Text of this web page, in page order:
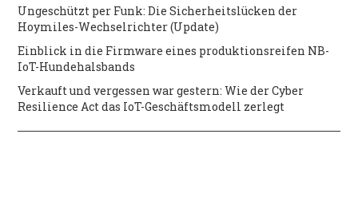
Ungeschützt per Funk: Die Sicherheitslücken der
Hoymiles-Wechselrichter (Update)
Einblick in die Firmware eines produktionsreifen NB-
IoT-Hundehalsbands
Verkauft und vergessen war gestern: Wie der Cyber
Resilience Act das IoT-Geschäftsmodell zerlegt